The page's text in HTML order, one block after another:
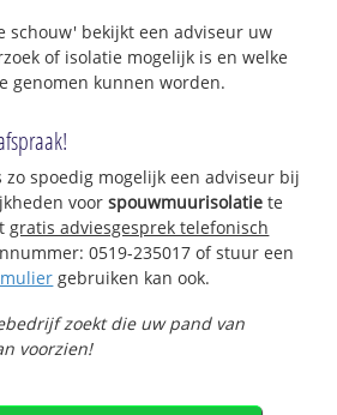
schouw' bekijkt een adviseur uw
of isolatie mogelijk is en welke
genomen kunnen worden.
spoedig mogelijk een adviseur bij
voorspouwmuurisolatie te
gratis adviesgesprek telefonisch
0519-235017 of stuur een
gebruiken kan ook.
zoekt die uw pand van
voorzien!